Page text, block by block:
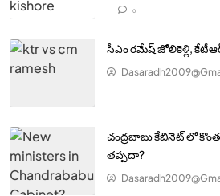
0
సీఎం రమేష్ జోలికెళ్లి,
చంద్రబాబు కేబినెట్ లో
తప్పదా?